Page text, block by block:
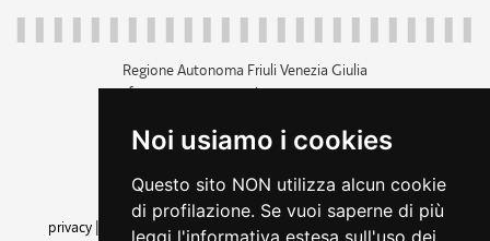
Noi usiamo i cookies
Questo sito NON utilizza alcun cookie
di profilazione. Se vuoi saperne di più
leggi l'informativa estesa sull'uso dei
Regione Autonoma Friuli Venezia Giulia
c.f. 80014930327; p.iva 00526040324
+39 040 3771111
amministrazione trasparente
privacy
cookie |note legali accessibilità
dichiarazione di